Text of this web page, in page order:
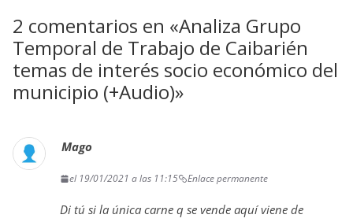
2 comentarios en «Analiza Grupo
Temporal de Trabajo de Caibarién
temas de interés socio económico del
municipio (+Audio)»
Mago
el 19/01/2021 a las 11:15 Enlace permanente
Di tú si la única carne q se vende aquí viene de